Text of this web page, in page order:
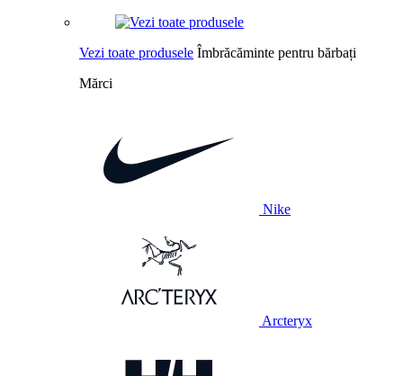
Vezi toate produsele Îmbrăcăminte pentru bărbați
Mărci
Nike
Arcteryx